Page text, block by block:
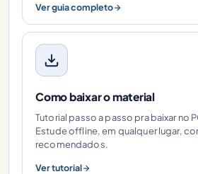
Ver guia completo
Como baixar o material
Tutorial passo a passo pra baixar no
Estude offline, em qualquer lugar,
recomendados.
Ver tutorial